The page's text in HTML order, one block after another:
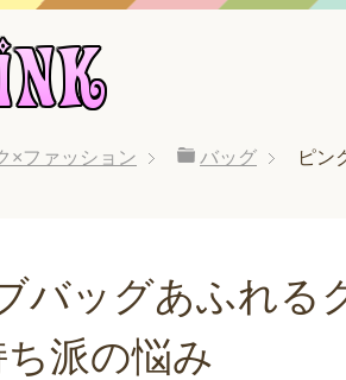
×ファッション バッグ ピン
バッグあふれる
派の悩み